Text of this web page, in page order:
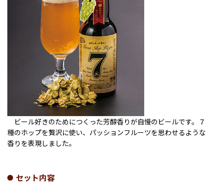
ビール好きのためにつくった芳醇香りが自慢のビールです。７
種のホップを贅沢に使い、パッションフルーツを思わせるような
香りを表現しました。
セット内容